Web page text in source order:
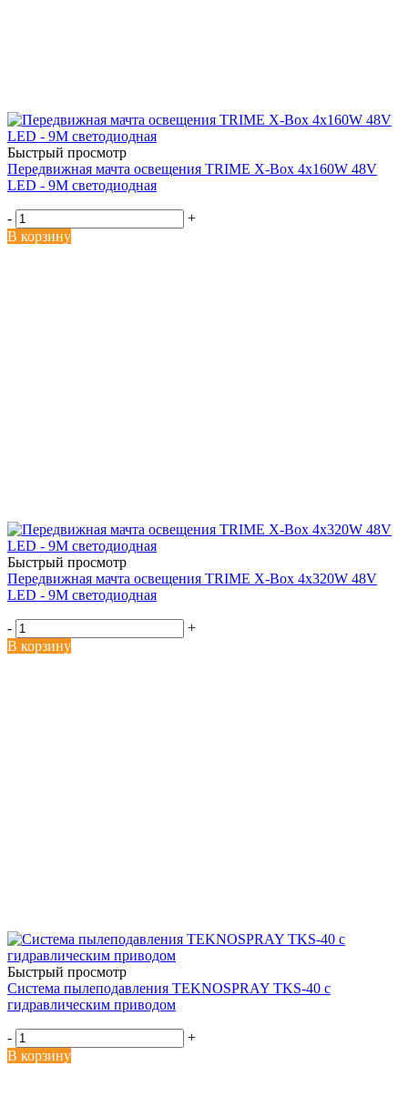
Быстрый просмотр
Передвижная мачта освещения TRIME X-Box 4x160W 48V
LED - 9M светодиодная
-
+
В корзину
Быстрый просмотр
Передвижная мачта освещения TRIME X-Box 4x320W 48V
LED - 9M светодиодная
-
+
В корзину
Быстрый просмотр
Система пылеподавления TEKNOSPRAY TKS-40 с
гидравлическим приводом
-
+
В корзину